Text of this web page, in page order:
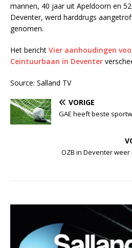
mannen, 40 jaar uit Apeldoorn en
Deventer, werd harddrugs
genomen.
Het bericht Vier aanhoudingen
Ceintuurbaan in Deventer
Source: Salland TV
VORIGE
GAE heeft beste
OZB in Deventer weer